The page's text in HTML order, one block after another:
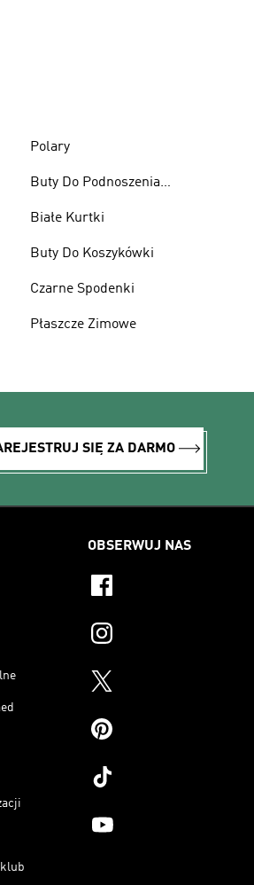
Polary
Buty Do Podnoszenia
Białe Kurtki
Buty Do Koszykówki
Czarne Spodenki
Płaszcze Zimowe
SIĘ ZA DARMO
OBSERWUJ NAS